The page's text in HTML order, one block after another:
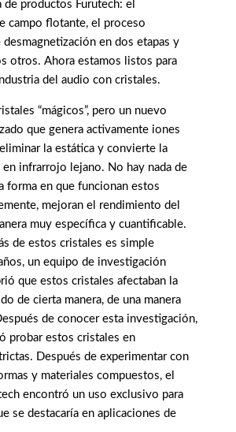
de productos Furutech: el
campo flotante, el proceso
en dos etapas y
otros. Ahora estamos listos para
del audio con cristales.
“mágicos”, pero un nuevo
que genera activamente iones
la estática y convierte la
en infrarrojo lejano. No hay nada de
forma en que funcionan estos
mejoran el rendimiento del
muy específica y cuantificable.
de estos cristales es simple
un equipo de investigación
que estos cristales afectaban la
de cierta manera, de una manera
de conocer esta investigación,
probar estos cristales en
Después de experimentar con
y materiales compuestos, el
encontró un uso exclusivo para
se destacaría en aplicaciones de